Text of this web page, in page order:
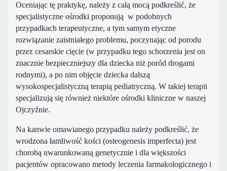
Oceniając tę praktykę, należy z całą mocą podkreślić, że
specjalistyczne ośrodki proponują w podobnych
przypadkach terapeutyczne, a tym samym etyczne
rozwiązanie zaistniałego problemu, poczynając od porodu
przez cesarskie cięcie (w przypadku tego schorzenia jest on
znacznie bezpieczniejszy dla dziecka niż poród drogami
rodnymi), a po nim objęcie dziecka dalszą
wysokospecjalistyczną terapią pediatryczną. W takiej terapii
specjalizują się również niektóre ośrodki kliniczne w naszej
Ojczyźnie.
Na kanwie omawianego przypadku należy podkreślić, że
wrodzona łamliwość kości (osteogenesis imperfecta) jest
chorobą uwarunkowaną genetycznie i dla większości
pacjentów opracowano metody leczenia farmakologicznego i